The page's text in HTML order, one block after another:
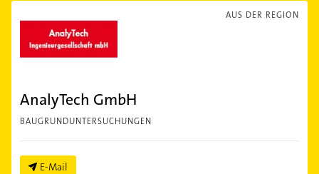
AUS DER REGION
AnalyTech GmbH
BAUGRUNDUNTERSUCHUNGEN
E-Mail